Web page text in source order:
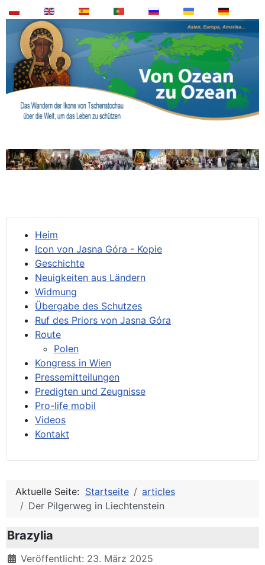
Heim
Icon von Jasna Góra - Kopie
Geschichte
Neuigkeiten aus Ländern
Widmung
Übergabe des Schutzes
Ruf des Priors von Jasna Góra
Route
Polen
Kongress in Wien
Pressemitteilungen
Predigten und Zeugnisse
Pro-life mobil
Videos
Kontakt
Aktuelle Seite: Startseite
articles
Der Pilgerweg in Liechtenstein
Brazylia
Details
Veröffentlicht: 23. März 2025